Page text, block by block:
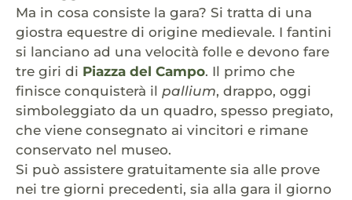
Ma in cosa consiste la gara? Si tratta di una
giostra equestre di origine medievale. I fantini
si lanciano ad una velocità folle e devono fare
tre giri di Piazza del Campo. Il primo che
finisce conquisterà il pallium, drappo, oggi
simboleggiato da un quadro, spesso pregiato,
che viene consegnato ai vincitori e rimane
conservato nel museo.
Si può assistere gratuitamente sia alle prove
nei tre giorni precedenti, sia alla gara il giorno